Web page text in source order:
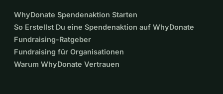
Sportveranstaltungen
nehmen viele Menschen mit
Einschränkungen diese
WhyDonate Spendenaktion Starten
So Erstellst Du eine Spendenaktion auf WhyDonate
Fundraising-Ratgeber
Fundraising für Organisationen
Warum WhyDonate Vertrauen